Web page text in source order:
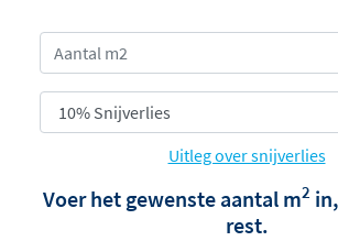
Uitleg over snijverlies
Voer het gewenste aantal m2
rest.